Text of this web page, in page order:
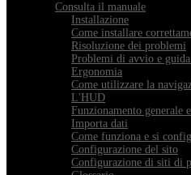
Consulta il manuale
Installazione
Come installare
Risoluzione dei problemi
Problemi di avvio e
Ergonomia
Come utilizzare la
L'HUD
Funzionamento generale
Importa dati
Come funziona e si
Configurazione del sito
Configurazione di siti di